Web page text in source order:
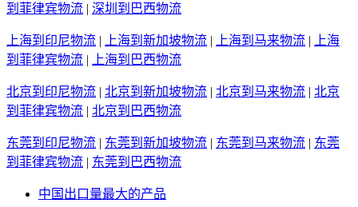
到菲律宾物流 | 深圳到巴西物流
上海到印尼物流 | 上海到新加坡物流 | 上海到马来物流 |
上海
到菲律宾物流 | 上海到巴西物流
北京到印尼物流 | 北京到新加坡物流 | 北京到马来物流 | 北京
到菲律宾物流 | 北京到巴西物流
东莞到印尼物流 | 东莞到新加坡物流 | 东莞到马来物流 | 东莞
到菲律宾物流 | 东莞到巴西物流
中国出口量最大的产品